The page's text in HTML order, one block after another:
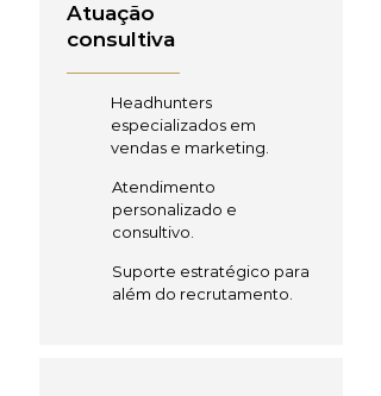
Atuação
consultiva
Headhunters
especializados em
vendas e marketing.
Atendimento
personalizado e
consultivo.
Suporte estratégico para
além do recrutamento.